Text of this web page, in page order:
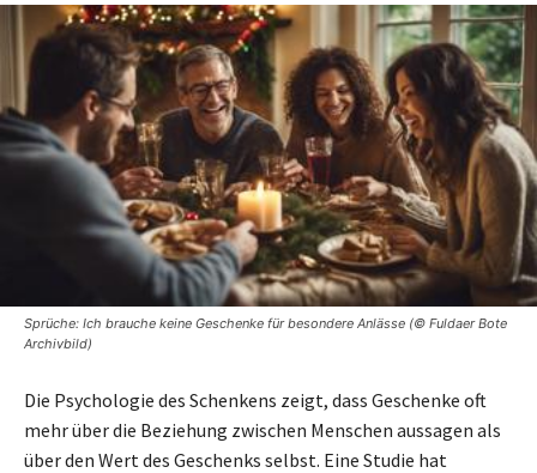
Sprüche: Ich brauche keine Geschenke für besondere Anlässe (© Fuldaer Bote
Archivbild)
Die Psychologie des Schenkens zeigt, dass Geschenke oft
mehr über die Beziehung zwischen Menschen aussagen als
über den Wert des Geschenks selbst. Eine Studie hat